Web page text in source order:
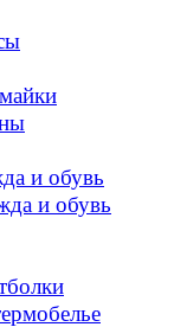
и обувь
и обувь